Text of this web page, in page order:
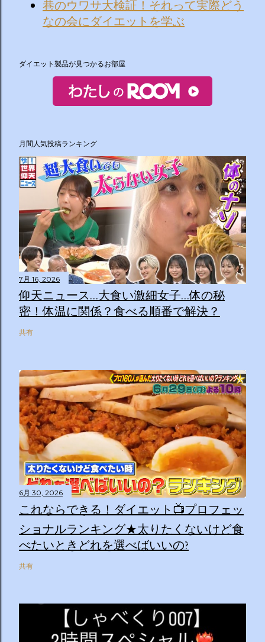
巷のウワサ大検証！それって実際どう
なの会にダイエットを学ぶ
ダイエット製品が見つかるお部屋
月間人気投稿ランキング
7月 16, 2026
仰天ニュース…大食い激細女子…体の秘
密！体温に関係？食べる順番で解決？
共有
6月 30, 2026
これならできる！ダイエット📺プロフェッ
ショナルランキング★太りたくないけど食
べたいときどれを選べばいいの?
共有